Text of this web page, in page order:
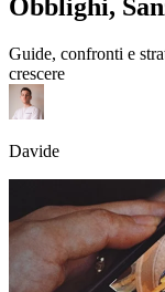
Obblighi,
Guide, confronti e
crescere
Davide